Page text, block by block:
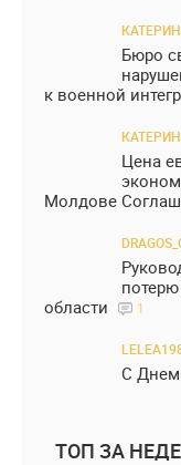
Бюро
к военной
Цена
Молдове
области
1
С Днем
ТОП ЗА